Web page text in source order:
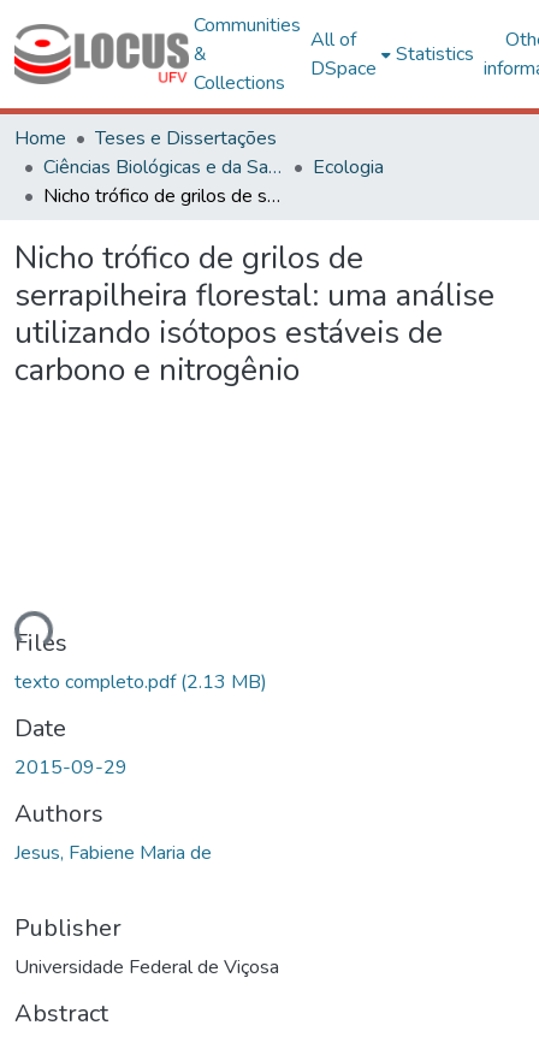
Communities
&
Collections
All of
DSpace
Statistics
Home
Teses e Dissertações
Ciências Biológicas e da Saúde
Ecologia
Nicho trófico de grilos de serrapilheira florestal: uma análise utilizando isótopos estáveis de carbono e nitrogênio
Nicho trófico de grilos de
serrapilheira florestal: uma análise
utilizando isótopos estáveis de
carbono e nitrogênio
Loading...
Files
texto completo.pdf(2.13 MB)
Date
2015-09-29
Authors
Jesus, Fabiene Maria de
Publisher
Universidade Federal de Viçosa
Abstract